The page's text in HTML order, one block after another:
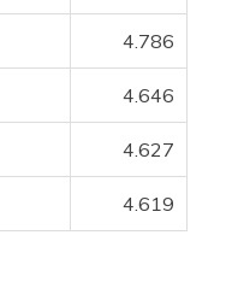
4.786
4.646
4.627
4.619